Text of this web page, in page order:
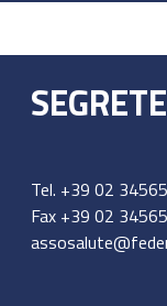
Tel. +39 02
Fax +39 02